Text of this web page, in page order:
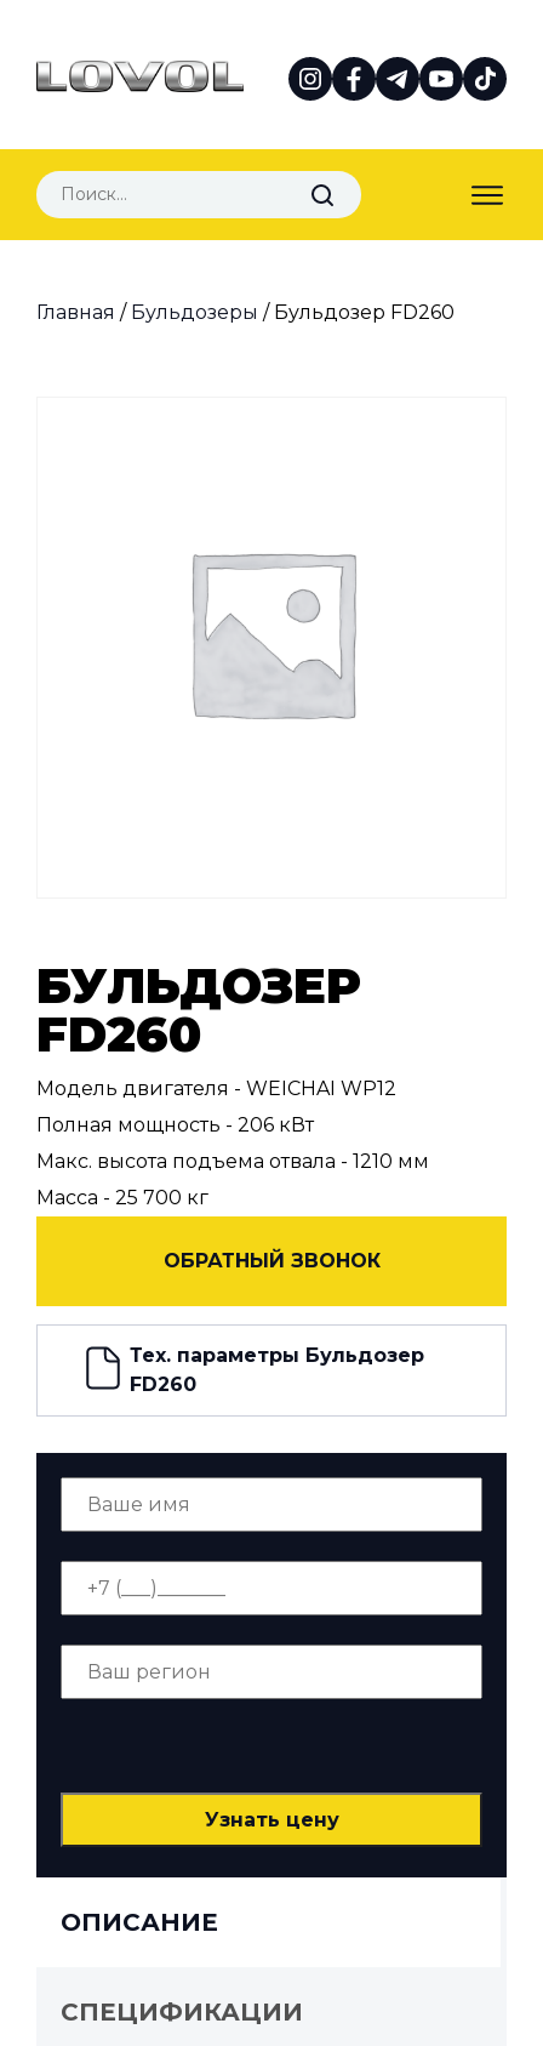
Главная / Бульдозеры / Бульдозер FD260
БУЛЬДОЗЕР
FD260
Модель двигателя - WEICHAI WP12
Полная мощность - 206 кВт
Макс. высота подъема отвала - 1210 мм
Масса - 25 700 кг
ОБРАТНЫЙ ЗВОНОК
Тех. параметры Бульдозер
FD260
ОПИСАНИЕ
СПЕЦИФИКАЦИИ